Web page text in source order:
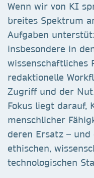
Wenn wir von KI
breites Spektrum
Aufgaben
insbesondere in
wissenschaftliches
redaktionelle
Zugriff und der
Fokus liegt darauf,
menschlicher
deren Ersatz –
ethischen,
technologischen